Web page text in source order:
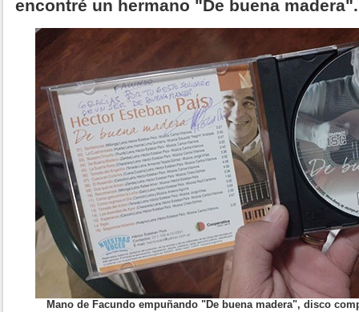
encontré un hermano "De buena madera".
Mano de Facundo empuñando "De buena madera", disco